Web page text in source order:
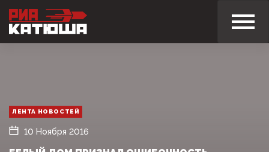
ЛЕНТА НОВОСТЕЙ
10 Ноября 2016